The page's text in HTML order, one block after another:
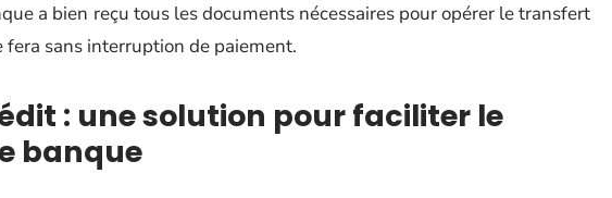
a bien reçu tous les documents nécessaires pour opérer le transfert
sans interruption de paiement.
: une solution pour faciliter le
banque